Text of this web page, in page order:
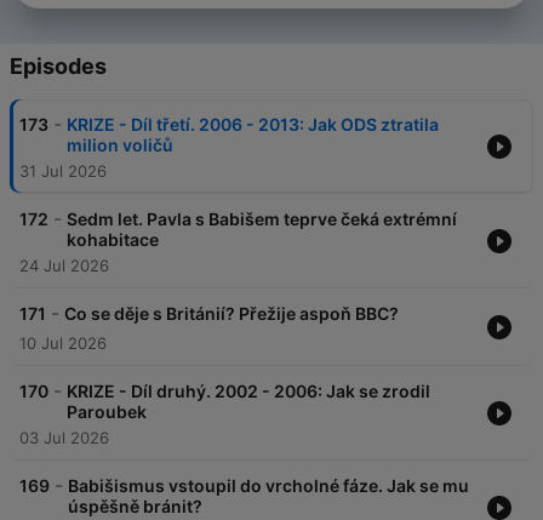
herohero.co/dobrovskysidlo
Episodes
173 - KRIZE - Díl třetí. 2006 - 2013: Jak ODS ztratila
milion voličů
31 Jul 2026
172 - Sedm let. Pavla s Babišem teprve čeká extrémní
kohabitace
24 Jul 2026
171 - Co se děje s Británií? Přežije aspoň BBC?
10 Jul 2026
170 - KRIZE - Díl druhý. 2002 - 2006: Jak se zrodil
Paroubek
03 Jul 2026
169 - Babišismus vstoupil do vrcholné fáze. Jak se mu
úspěšně bránit?